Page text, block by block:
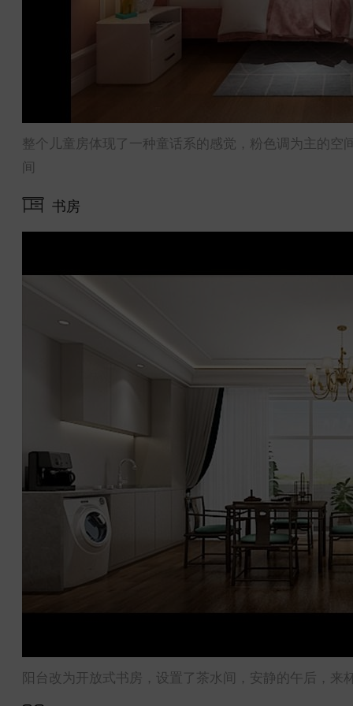
整个儿童房体现了一种童话系的感觉，粉色调为主的
间
书房
阳台改为开放式书房，设置了茶水间，安静的午后，来